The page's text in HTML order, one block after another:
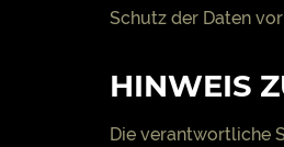
Schutz der Daten
HINWEIS
Die verantwortliche